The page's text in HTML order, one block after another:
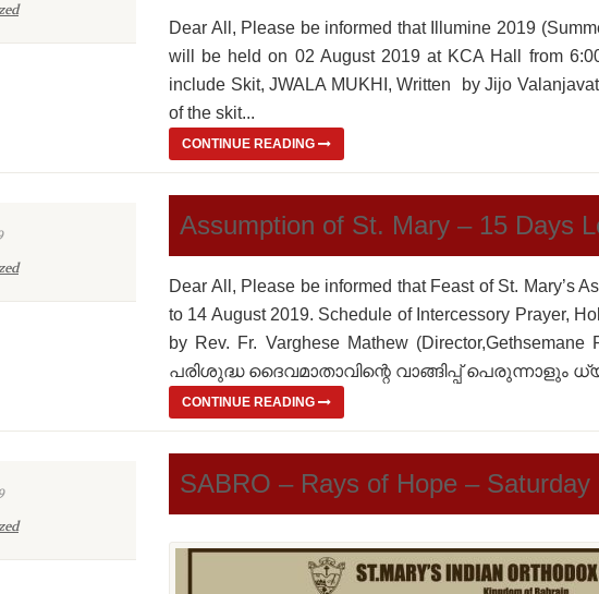
Dear All, Please be informed that Illumine 2019
will be held on 02 August 2019 at KCA Hall from
include Skit, JWALA MUKHI, Written by Jijo
of the skit...
CONTINUE READING
Assumption of St. Mary – 15 Days
Dear All, Please be informed that Feast of St. Mary’s
to 14 August 2019. Schedule of Intercessory Prayer,
by Rev. Fr. Varghese Mathew
പരിശുദ്ധ ദൈവമാതാവിന്റെ വാങ്ങിപ്പ് പെരുന്നാളും
CONTINUE READING
SABRO – Rays of Hope – Saturday